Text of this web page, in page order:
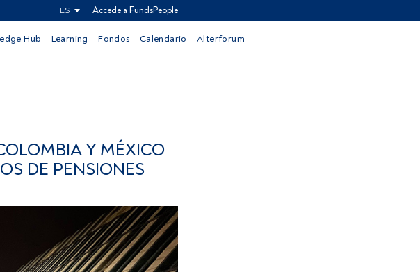
ES Accede a FundsPeople
Hub Learning Fondos Calendario Alterforum
Y MÉXICO
DE PENSIONES